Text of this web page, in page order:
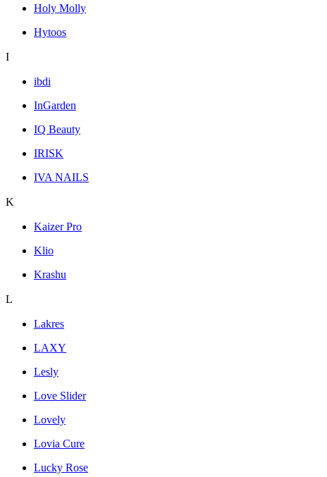
Holy Molly
Hytoos
I
ibdi
InGarden
IQ Beauty
IRISK
IVA NAILS
K
Kaizer Pro
Klio
Krashu
L
Lakres
LAXY
Lesly
Love Slider
Lovely
Lovia Cure
Lucky Rose